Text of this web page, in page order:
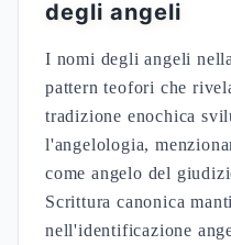
degli angeli
I nomi degli angeli
pattern teofori che
tradizione enochica
l'angelologia,
come angelo del
Scrittura canonica
nell'identificazione